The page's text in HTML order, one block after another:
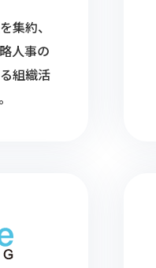
集約、
人事の
組織活